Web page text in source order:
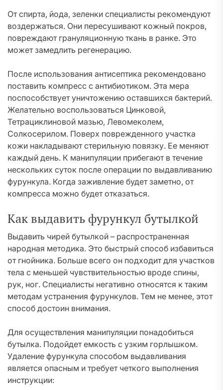
От спирта, йода, зеленки специалисты рекомендуют
воздержаться. Они пересушивают кожный покров,
повреждают грануляционную ткань в ранке. Это
может замедлить регенерацию.
После использования антисептика рекомендовано
поставить компресс с антибиотиком. Эта мера
поспособствует уничтожению оставшихся бактерий.
Желательно воспользоваться Цинковой,
Тетрациклиновой мазью, Левомеколем,
Солкосерилом. Поверх поврежденного участка
кожи накладывают стерильную повязку. Ее меняют
каждый день. К манипуляции прибегают в течение
нескольких суток после операции по выдавливанию
фурункула. Когда заживление будет заметно, от
компресса можно будет отказаться.
Как выдавить фурункул бутылкой
Выдавить чирей бутылкой – распространенная
народная методика. Это быстрый способ избавиться
от гнойника. Больше всего он подходит для участков
тела с меньшей чувствительностью вроде спины,
рук, ног. Специалисты негативно относятся к таким
методам устранения фурункулов. Тем не менее, этот
способ достоин внимания.
Для осуществления манипуляции понадобиться
бутылка. Подойдет емкость с узким горлышком.
Удаление фурункула способом выдавливания
является опасным и требует четкого выполнения
инструкции: